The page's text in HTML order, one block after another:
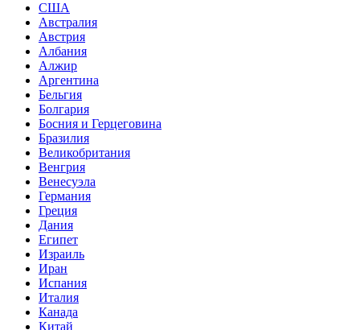
США
Австралия
Австрия
Албания
Алжир
Аргентина
Бельгия
Болгария
Босния и Герцеговина
Бразилия
Великобритания
Венгрия
Венесуэла
Германия
Греция
Дания
Египет
Израиль
Иран
Испания
Италия
Канада
Китай